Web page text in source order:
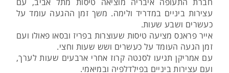
עצירות ביניים במדריד ולימה. משך זמן ההגעה עומד על
כעשרים ושבע שעות.
אייר פראנס מציעה טיסות שעוצרות בפריז ובסאו פאולו ועם
זמן הגעה העומד על כעשרים ושש שעות וחצי.
עם אמריקן תגיעו לסנטה קרוז אחרי ארבעים שעות לערך,
ועם עצירות ביניים בפילדלפיה ובמיאמי.